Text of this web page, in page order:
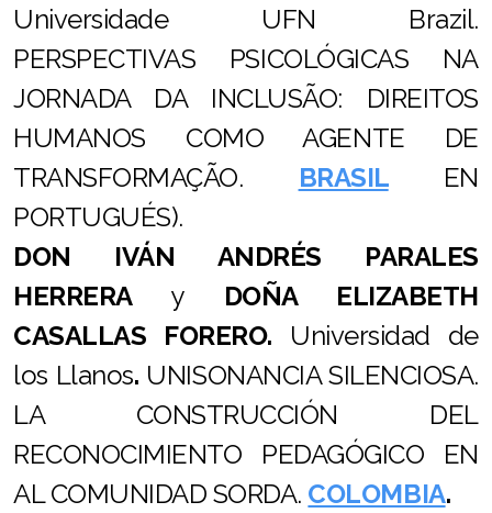
Universidade UFN Brazil.
PERSPECTIVAS PSICOLÓGICAS NA
JORNADA DA INCLUSÃO: DIREITOS
HUMANOS COMO AGENTE DE
TRANSFORMAÇÃO. BRASIL
EN
PORTUGUÉS).
DON IVÁN ANDRÉS PARALES
HERRERA yDOÑA ELIZABETH
CASALLAS FORERO. Universidad de
los Llanos. UNISONANCIA SILENCIOSA.
LA CONSTRUCCIÓN DEL
RECONOCIMIENTO PEDAGÓGICO EN
AL COMUNIDAD SORDA. COLOMBIA.